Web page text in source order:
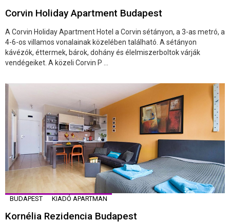
Corvin Holiday Apartment Budapest
A Corvin Holiday Apartment Hotel a Corvin sétányon, a 3-as metró, a
4-6-os villamos vonalainak közelében található. A sétányon
kávézók, éttermek, bárok, dohány és élelmiszerboltok várják
vendégeiket. A közeli Corvin P ...
BUDAPEST KIADÓ APARTMAN
Kornélia Rezidencia Budapest